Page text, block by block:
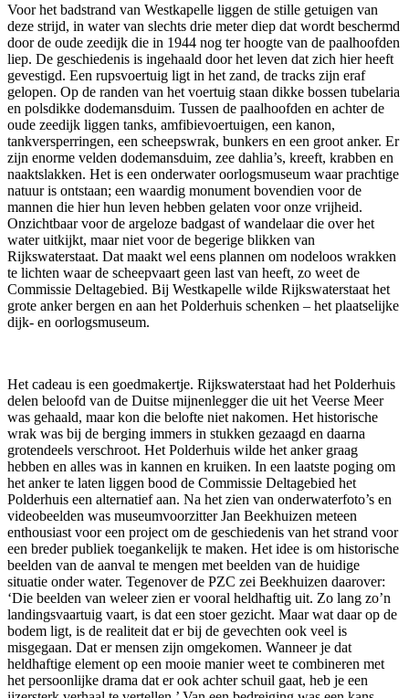
Voor het badstrand van Westkapelle liggen de stille getuigen van
deze strijd, in water van slechts drie meter diep dat wordt beschermd
door de oude zeedijk die in 1944 nog ter hoogte van de paalhoofden
liep. De geschiedenis is ingehaald door het leven dat zich hier heeft
gevestigd. Een rupsvoertuig ligt in het zand, de tracks zijn eraf
gelopen. Op de randen van het voertuig staan dikke bossen tubelaria
en polsdikke dodemansduim. Tussen de paalhoofden en achter de
oude zeedijk liggen tanks, amfibievoertuigen, een kanon,
tankversperringen, een scheepswrak, bunkers en een groot anker. Er
zijn enorme velden dodemansduim, zee dahlia’s, kreeft, krabben en
naaktslakken. Het is een onderwater oorlogsmuseum waar prachtige
natuur is ontstaan; een waardig monument bovendien voor de
mannen die hier hun leven hebben gelaten voor onze vrijheid.
Onzichtbaar voor de argeloze badgast of wandelaar die over het
water uitkijkt, maar niet voor de begerige blikken van
Rijkswaterstaat. Dat maakt wel eens plannen om nodeloos wrakken
te lichten waar de scheepvaart geen last van heeft, zo weet de
Commissie Deltagebied. Bij Westkapelle wilde Rijkswaterstaat het
grote anker bergen en aan het Polderhuis schenken – het plaatselijke
dijk- en oorlogsmuseum.
Het cadeau is een goedmakertje. Rijkswaterstaat had het Polderhuis
delen beloofd van de Duitse mijnenlegger die uit het Veerse Meer
was gehaald, maar kon die belofte niet nakomen. Het historische
wrak was bij de berging immers in stukken gezaagd en daarna
grotendeels verschroot. Het Polderhuis wilde het anker graag
hebben en alles was in kannen en kruiken. In een laatste poging om
het anker te laten liggen bood de Commissie Deltagebied het
Polderhuis een alternatief aan. Na het zien van onderwaterfoto’s en
videobeelden was museumvoorzitter Jan Beekhuizen meteen
enthousiast voor een project om de geschiedenis van het strand voor
een breder publiek toegankelijk te maken. Het idee is om historische
beelden van de aanval te mengen met beelden van de huidige
situatie onder water. Tegenover de PZC zei Beekhuizen daarover:
‘Die beelden van weleer zien er vooral heldhaftig uit. Zo lang zo’n
landingsvaartuig vaart, is dat een stoer gezicht. Maar wat daar op de
bodem ligt, is de realiteit dat er bij de gevechten ook veel is
misgegaan. Dat er mensen zijn omgekomen. Wanneer je dat
heldhaftige element op een mooie manier weet te combineren met
het persoonlijke drama dat er ook achter schuil gaat, heb je een